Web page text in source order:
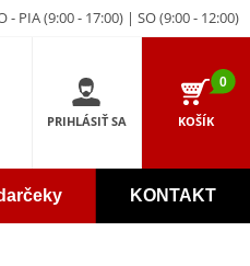
- PIA (9:00 - 17:00) | SO (9:00 - 12:00)
PRIHLÁSIŤ SA
0
KOŠÍK
KONTAKT